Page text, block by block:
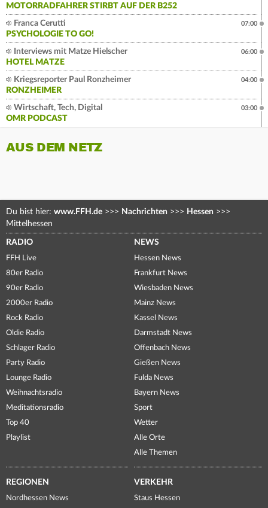
MOTORRADFAHRER STIRBT AUF DER B252
Franca Cerutti
PSYCHOLOGIE TO GO!
07:00
Interviews mit Matze Hielscher
HOTEL MATZE
06:00
Kriegsreporter Paul Ronzheimer
RONZHEIMER
04:00
Wirtschaft, Tech, Digital
OMR PODCAST
03:00
AUS DEM NETZ
Du bist hier: www.FFH.de >>> Nachrichten >>> Hessen >>>
Mittelhessen
RADIO
FFH Live
80er Radio
90er Radio
2000er Radio
Rock Radio
Oldie Radio
Schlager Radio
Party Radio
Lounge Radio
Weihnachtsradio
Meditationsradio
Top 40
Playlist
NEWS
Hessen News
Frankfurt News
Wiesbaden News
Mainz News
Kassel News
Darmstadt News
Offenbach News
Gießen News
Fulda News
Bayern News
Sport
Wetter
Alle Orte
Alle Themen
REGIONEN
Nordhessen News
VERKEHR
Staus Hessen